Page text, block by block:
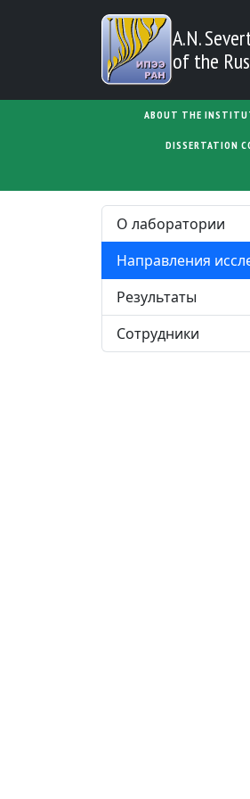
Skip to main content
A.N.
of the
MAIN NAVIGATION
ABOUT THE
DISSERTATION
О лаборатории
Направления
Результаты
Сотрудники